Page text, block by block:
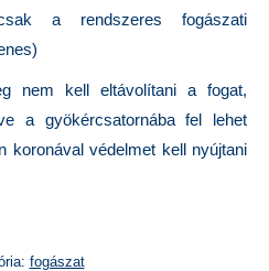
a rendszeres fogászati
nem kell eltávolítani a fogat,
a gyökércsatornába fel lehet
koronával védelmet kell nyújtani
fogászat